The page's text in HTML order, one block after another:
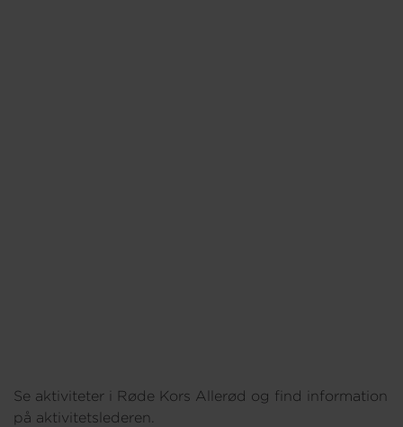
Se aktiviteter i Røde Kors Allerød og find information
på aktivitetslederen.